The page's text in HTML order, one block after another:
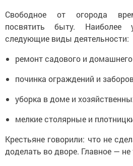
Свободное от огорода
посвятить быту. Наиболее
следующие виды деятельности:
ремонт садового и
починка ограждений и
уборка в доме и
мелкие столярные и
Крестьяне говорили: что не
доделать во дворе. Главное —